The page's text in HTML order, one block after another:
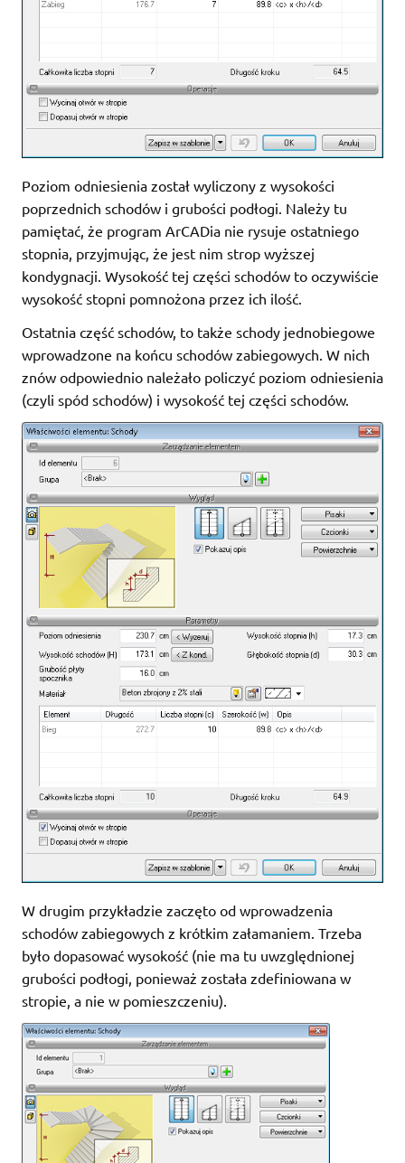
Poziom odniesienia został wyliczony z wysokości
poprzednich schodów i grubości podłogi. Należy tu
pamiętać, że program ArCADia nie rysuje ostatniego
stopnia, przyjmując, że jest nim strop wyższej
kondygnacji. Wysokość tej części schodów to oczywiście
wysokość stopni pomnożona przez ich ilość.
Ostatnia część schodów, to także schody jednobiegowe
wprowadzone na końcu schodów zabiegowych. W nich
znów odpowiednio należało policzyć poziom odniesienia
(czyli spód schodów) i wysokość tej części schodów.
W drugim przykładzie zaczęto od wprowadzenia
schodów zabiegowych z krótkim załamaniem. Trzeba
było dopasować wysokość (nie ma tu uwzględnionej
grubości podłogi, ponieważ została zdefiniowana w
stropie, a nie w pomieszczeniu).